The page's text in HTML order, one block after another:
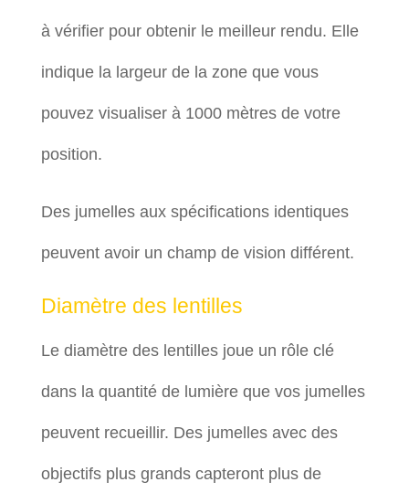
à vérifier pour obtenir le meilleur rendu. Elle
indique la largeur de la zone que vous
pouvez visualiser à 1000 mètres de votre
position.
Des jumelles aux spécifications identiques
peuvent avoir un champ de vision différent.
Diamètre des lentilles
Le diamètre des lentilles joue un rôle clé
dans la quantité de lumière que vos jumelles
peuvent recueillir. Des jumelles avec des
objectifs plus grands capteront plus de